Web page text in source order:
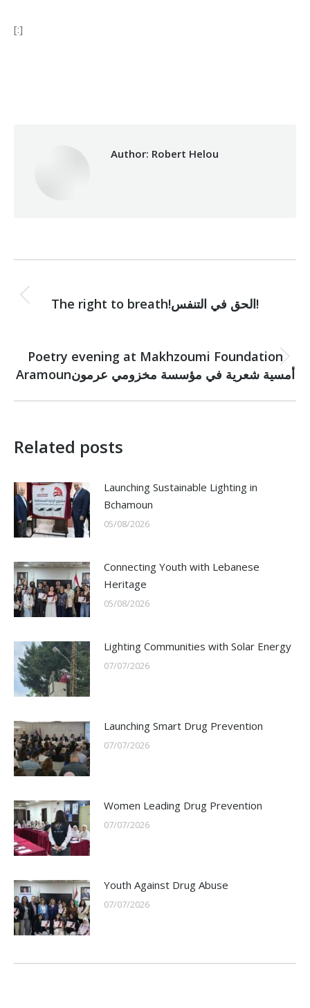
[:]
Author: Robert Helou
navigation
Previous
The right to breath!الحق في التنفس!
Next
post:
Poetry evening at Makhzoumi Foundation
Aramounأمسية شعرية في مؤسسة مخزومي عرمون
Related posts
Launching Sustainable Lighting in
Bchamoun
05/08/2026
Connecting Youth with Lebanese
Heritage
05/08/2026
Lighting Communities with Solar Energy
07/07/2026
Launching Smart Drug Prevention
07/07/2026
Women Leading Drug Prevention
07/07/2026
Youth Against Drug Abuse
07/07/2026